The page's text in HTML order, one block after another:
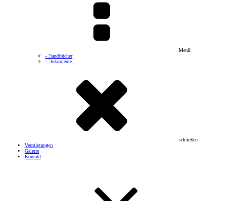
Menü
- Handbücher
- Dokumente
schließen
Vermietungen
Galerie
Kontakt